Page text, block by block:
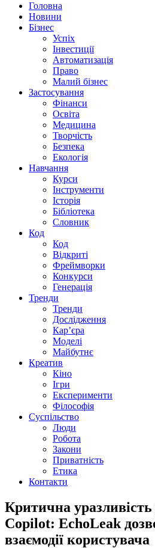
Головна
Новини
Бізнес
Успіх
Інвестиції
Автоматизація
Право
Малий бізнес
Застосування
Фінанси
Освіта
Медицина
Творчість
Безпека
Екологія
Навчання
Курси
Інструменти
Історія
Бібліотека
Словник
Код
Код
Відкриті
Фреймворки
Конкурси
Генерація
Тренди
Тренди
Дослідження
Кар’єра
Моделі
Майбутнє
Креатив
Кіно
Ігри
Експерименти
Філософія
Суспільство
Люди
Робота
Закони
Приватність
Етика
Контакти
Критична
Copilot: EchoLeak
взаємодії користувача